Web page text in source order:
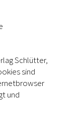
Schlütter,
sind
und